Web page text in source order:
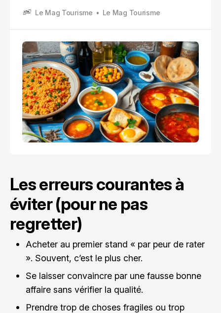
d’influences qui se superposent au fil des siècles,
Le Mag Tourisme Le Mag Tourisme
Les erreurs courantes à
éviter (pour ne pas
regretter)
Acheter au premier stand « par peur de rater
». Souvent, c’est le plus cher.
Se laisser convaincre par une fausse bonne
affaire sans vérifier la qualité.
Prendre trop de choses fragiles ou trop